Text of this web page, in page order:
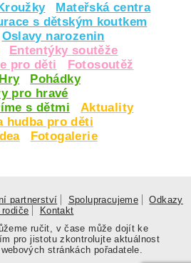
Mateřská centra
s dětským koutkem
Oslavy narozenin
Ententýky soutěže
pro děti
Fotosoutěž
Hry
Pohádky
pro hravé
s dětmi
Aktuality
hudba pro děti
Fotogalerie
partnerství Spolupracujeme
Odkazy
rodiče
Kontakt
ručit, v čase může dojít ke
pro jistotu zkontrolujte aktuálnost
stránkách pořadatele.